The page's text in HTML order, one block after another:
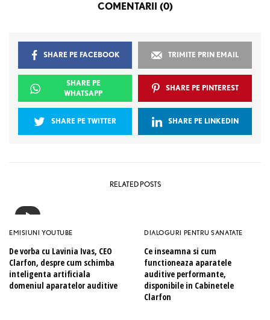
COMENTARII (0)
SHARE PE FACEBOOK TRIMITE PRIN EMAIL
SHARE PE
WHATSAPP
SHARE PE PINTEREST
SHARE PE TWITTER SHARE PE LINKEDIN
RELATED POSTS
EMISIUNI YOUTUBE
De vorba cu Lavinia Ivas, CEO
Clarfon, despre cum schimba
inteligenta artificiala
domeniul aparatelor auditive
DIALOGURI PENTRU SANATATE
Ce inseamna si cum
functioneaza aparatele
auditive performante,
disponibile in Cabinetele
Clarfon